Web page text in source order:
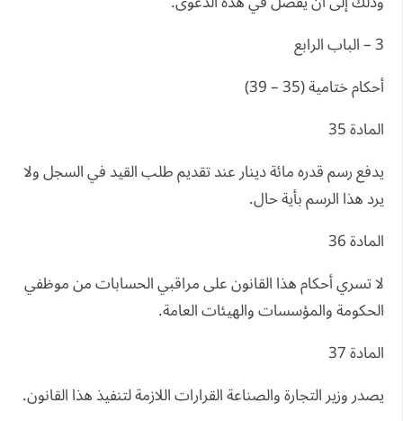
3 – الباب الرابع
أحكام ختامية (35 – 39)
المادة 35
يدفع رسم قدره مائة دينار عند تقديم طلب القيد في السجل ولا
يرد هذا الرسم بأية حال.
المادة 36
لا تسري أحكام هذا القانون على مراقبي الحسابات من موظفي
الحكومة والمؤسسات والهيئات العامة.
المادة 37
يصدر وزير التجارة والصناعة القرارات اللازمة لتنفيذ هذا القانون.